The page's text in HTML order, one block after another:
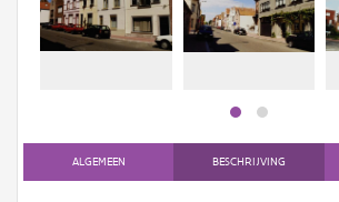
Downloads
ALGEMEEN BESCHRIJVING